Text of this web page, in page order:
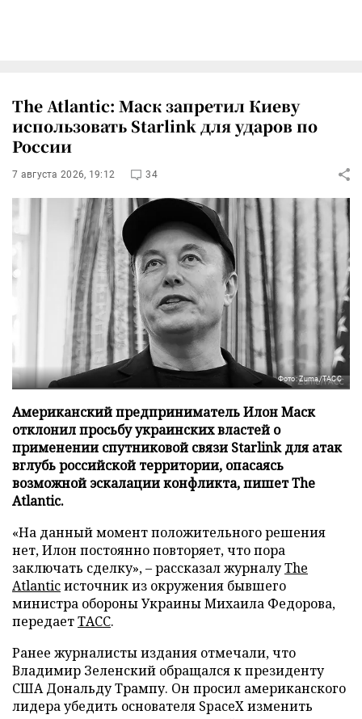
The Atlantic: Маск запретил Киеву
использовать Starlink для ударов по
России
7 августа 2026, 19:12 34
Фото: Zuma/ТАСС
Американский предприниматель Илон Маск
отклонил просьбу украинских властей о
применении спутниковой связи Starlink для атак
вглубь российской территории, опасаясь
возможной эскалации конфликта, пишет The
Atlantic.
«На данный момент положительного решения
нет, Илон постоянно повторяет, что пора
заключать сделку», – рассказал журналуThe
Atlanticисточник из окружения бывшего
министра обороны Украины Михаила Федорова,
передаетТАСС.
Ранее журналисты издания отмечали, что
Владимир Зеленский обращался к президенту
США Дональду Трампу. Он просил американского
лидера убедить основателя SpaceX изменить